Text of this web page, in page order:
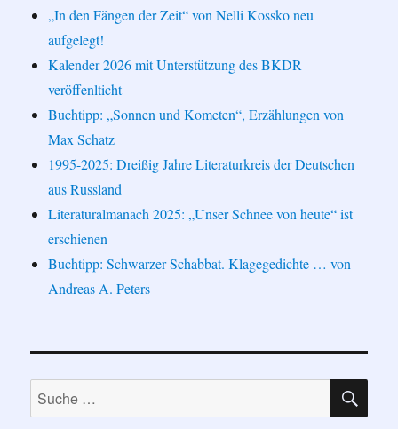
„In den Fängen der Zeit“ von Nelli Kossko neu
aufgelegt!
Kalender 2026 mit Unterstützung des BKDR
veröffenlticht
Buchtipp: „Sonnen und Kometen“, Erzählungen von
Max Schatz
1995-2025: Dreißig Jahre Literaturkreis der Deutschen
aus Russland
Literaturalmanach 2025: „Unser Schnee von heute“ ist
erschienen
Buchtipp: Schwarzer Schabbat. Klagegedichte … von
Andreas A. Peters
Suche
nach: